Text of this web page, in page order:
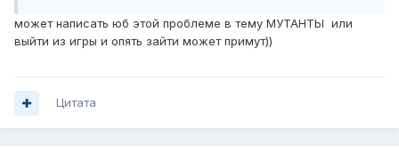
может написать юб этой проблеме в тему МУТАНТЫ или
выйти из игры и опять зайти может примут))
Цитата